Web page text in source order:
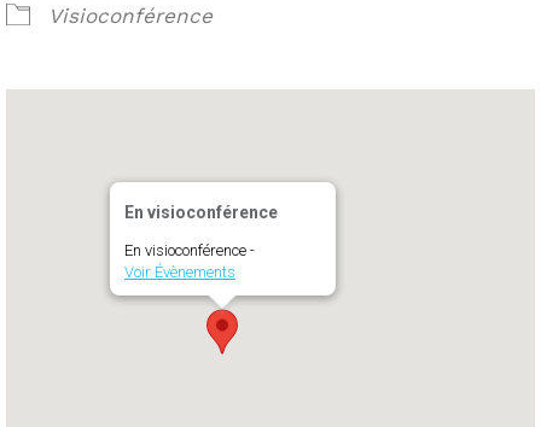
Visioconférence
En visioconférence
En visioconférence -
Voir Évènements